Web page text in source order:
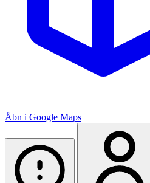
Åbn i Google Maps